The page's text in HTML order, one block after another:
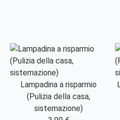
Lampadina a risparmio
(Pulizia della casa,
sistemazione)